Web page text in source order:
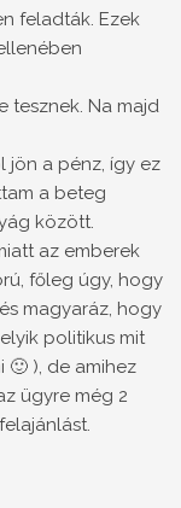
feladták. Ezek
tesznek. Na majd
jön a pénz, így ez
a beteg
között.
az emberek
főleg úgy, hogy
magyaráz, hogy
politikus mit
🙂 ), de amihez
ügyre még 2